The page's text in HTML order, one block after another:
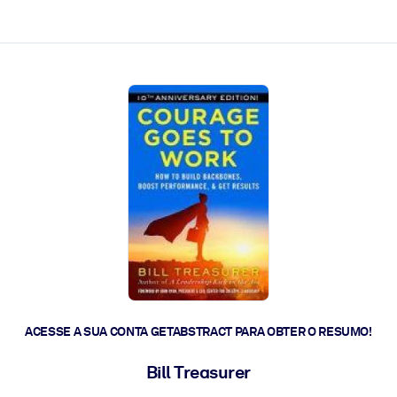
ACESSE A SUA CONTA GETABSTRACT PARA OBTER O RESUMO!
Bill Treasurer